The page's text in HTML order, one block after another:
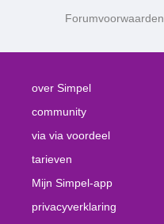
Forumvoorwaarden
over Simpel
community
via via voordeel
tarieven
Mijn Simpel-app
privacyverklaring